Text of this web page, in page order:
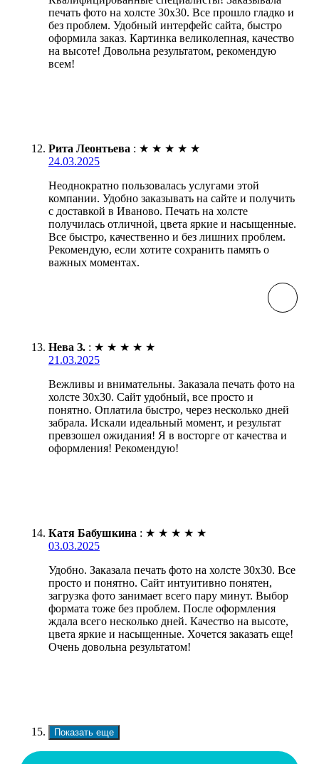
печать фото на холсте 30х30. Все прошло гладко и
без проблем. Удобный интерфейс сайта, быстро
оформила заказ. Картинка великолепная, качество
на высоте! Довольна результатом, рекомендую
всем!
Рита Леонтьева : ★ ★ ★ ★ ★
24.03.2025
Неоднократно пользовалась услугами этой
компании. Удобно заказывать на сайте и получить
с доставкой в Иваново. Печать на холсте
получилась отличной, цвета яркие и насыщенные.
Все быстро, качественно и без лишних проблем.
Рекомендую, если хотите сохранить память о
важных моментах.
Нева З. : ★ ★ ★ ★ ★
21.03.2025
Вежливы и внимательны. Заказала печать фото на
холсте 30х30. Сайт удобный, все просто и
понятно. Оплатила быстро, через несколько дней
забрала. Искали идеальный момент, и результат
превзошел ожидания! Я в восторге от качества и
оформления! Рекомендую!
Катя Бабушкина : ★ ★ ★ ★ ★
03.03.2025
Удобно. Заказала печать фото на холсте 30х30. Все
просто и понятно. Сайт интуитивно понятен,
загрузка фото занимает всего пару минут. Выбор
формата тоже без проблем. После оформления
ждала всего несколько дней. Качество на высоте,
цвета яркие и насыщенные. Хочется заказать еще!
Очень довольна результатом!
Показать еще